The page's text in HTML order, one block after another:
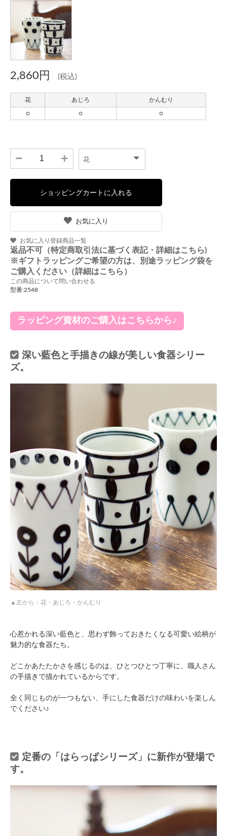
2,860円 (税込)
お気に入り
お気に入り登録商品一覧
返品不可（特定商取引法に基づく表記・詳細はこちら)
※ギフトラッピングご希望の方は、別途ラッピング袋を
ご購入ください（詳細はこちら）
この商品について問い合わせる
型番:2548
ラッピング資材のご購入はこちらから♪
深い藍色と手描きの線が美しい食器シリー
ズ。
左から：花・あじろ・かんむり
心惹かれる深い藍色と、思わず飾っておきたくなる可愛い絵柄が
魅力的な食器たち。
どこかあたたかさを感じるのは、ひとつひとつ丁寧に、職人さん
の手描きで描かれているからです。
全く同じものが一つもない、手にした食器だけの味わいを楽しん
でください♪
定番の「はらっぱシリーズ」に新作が登場で
す。